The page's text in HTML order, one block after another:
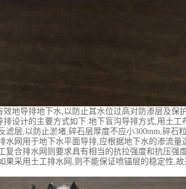
地导排地下水,以防止其水位过高对防渗层及保
排设计的主要方式如下:地下盲沟导排方式,用土工
滤层,以防止淤堵,碎石层厚度不应小300mm,碎石
水网用于地下水平面导排,应根据地下水的渗流量
复合排水网则要求具有相当的抗拉强度和抗压强度
果采用土工排水网,则不能保证喷锚层的稳定性,